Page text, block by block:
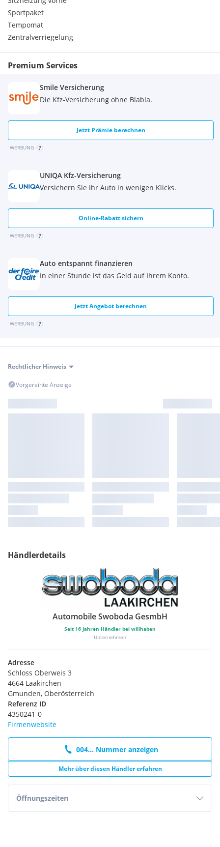
Heckscheibenwischer
Servolenkung
Zentralverriegelung
Sportpaket
Tempomat
Zentralverriegelung
Premium Services
Smile Versicherung
Die Kfz-Versicherung ohne Blabla.
Jetzt Prämie berechnen
WERBUNG
UNIQA Kfz-Versicherung
Versichern Sie Ihr Auto in wenigen Klicks.
Online-Rabatt sichern
WERBUNG
Auto entspannt finanzieren
In einer Stunde ist das Geld auf Ihrem Konto.
Jetzt Angebot berechnen
WERBUNG
Rechtlicher Hinweis
Vorgereihte Anzeige
Händlerdetails
Automobile Swoboda GesmbH
Seit 16 Jahren Händler bei willhaben
Unternehmen
Adresse
Schloss Oberweis 3
4664 Laakirchen
Gmunden, Oberösterreich
Referenz ID
4350241-0
Firmenwebsite
004... Nummer anzeigen
Mehr über diesen Händler erfahren
Öffnungszeiten